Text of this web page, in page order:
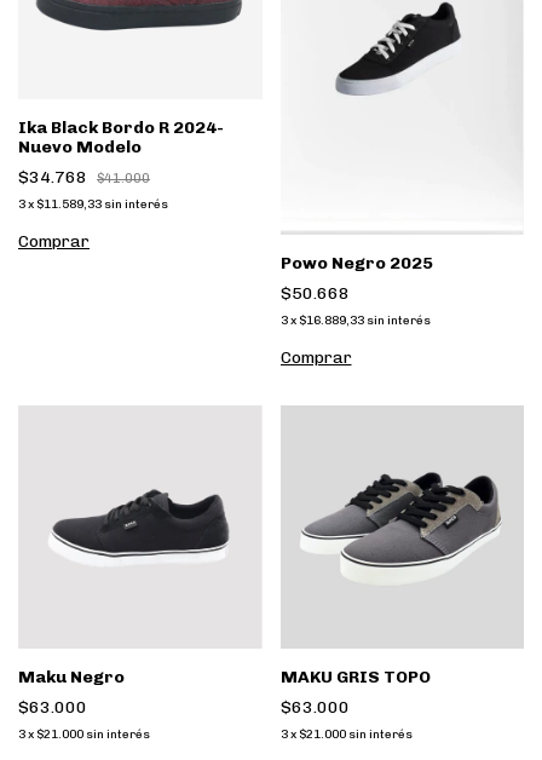
Ika Black Bordo R 2024-
Nuevo Modelo
$34.768
$41.000
3x $11.589,33 sin interés
Comprar
Powo Negro 2025
$50.668
3 x $16.889,33 sin interés
Comprar
Maku Negro
$63.000
3x $21.000 sin interés
MAKU GRIS TOPO
$63.000
3 x $21.000 sin interés